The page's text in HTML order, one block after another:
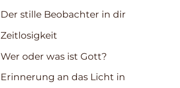
a
c
h
:
Der stille Beobachter in dir
Zeitlosigkeit
Wer oder was ist Gott?
Erinnerung an das Licht in